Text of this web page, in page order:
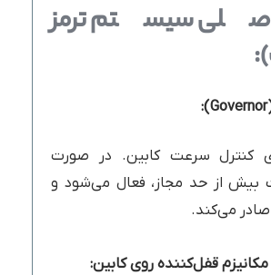
سیستم ترمز
Governor
):
کنترل سرعت کابین. در صورت
بیش از حد مجاز، فعال می‌شود و
صادر می‌کند.
قفل‌کننده روی کابین: